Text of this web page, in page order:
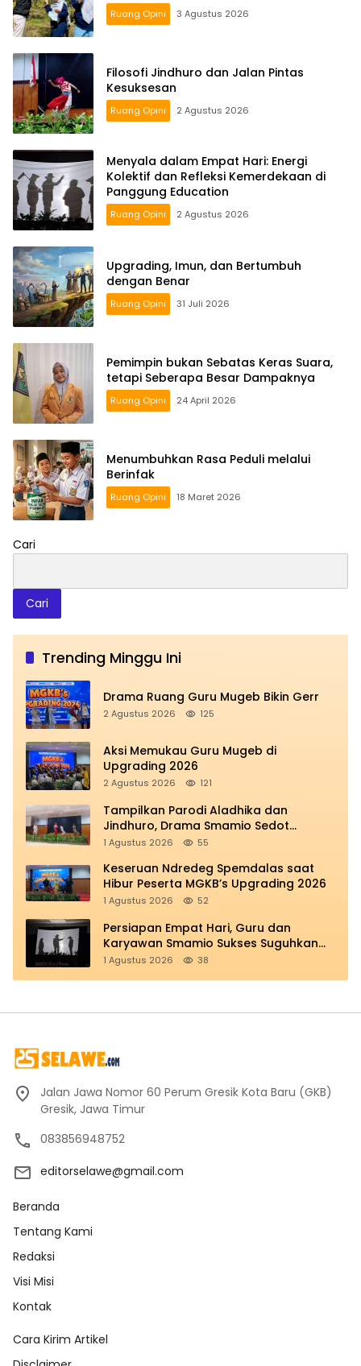
Ruang Opini 3 Agustus 2026
Filosofi Jindhuro dan Jalan Pintas
Kesuksesan
Ruang Opini 2 Agustus 2026
Menyala dalam Empat Hari: Energi
Kolektif dan Refleksi Kemerdekaan di
Panggung Education
Ruang Opini 2 Agustus 2026
Upgrading, Imun, dan Bertumbuh
dengan Benar
Ruang Opini 31 Juli 2026
Pemimpin bukan Sebatas Keras Suara,
tetapi Seberapa Besar Dampaknya
Ruang Opini 24 April 2026
Menumbuhkan Rasa Peduli melalui
Berinfak
Ruang Opini 18 Maret 2026
Cari
Cari
Trending Minggu Ini
Drama Ruang Guru Mugeb Bikin Gerr
2 Agustus 2026 125
Aksi Memukau Guru Mugeb di
Upgrading 2026
2 Agustus 2026 121
Tampilkan Parodi Aladhika dan
Jindhuro, Drama Smamio Sedot
Perhatian di MGKB Upgrading 2026
1 Agustus 2026 55
Keseruan Ndredeg Spemdalas saat
Hibur Peserta MGKB’s Upgrading 2026
1 Agustus 2026 52
Persiapan Empat Hari, Guru dan
Karyawan Smamio Sukses Suguhkan
Teatrikal Perjuangan
1 Agustus 2026 38
Jalan Jawa Nomor 60 Perum Gresik Kota Baru (GKB)
Gresik, Jawa Timur
083856948752
editorselawe@gmail.com
Beranda
Tentang Kami
Redaksi
Visi Misi
Kontak
Cara Kirim Artikel